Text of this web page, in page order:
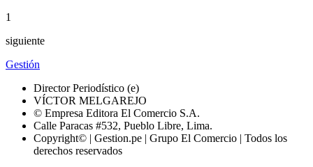
1
siguiente
Gestión
Director Periodístico (e)
VÍCTOR MELGAREJO
© Empresa Editora El Comercio S.A.
Calle Paracas #532, Pueblo Libre, Lima.
Copyright© | Gestion.pe | Grupo El Comercio | Todos los
derechos reservados